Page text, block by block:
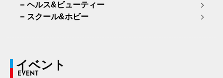
ヘルス&ビューティー
スクール&ホビー
イベント
EVENT